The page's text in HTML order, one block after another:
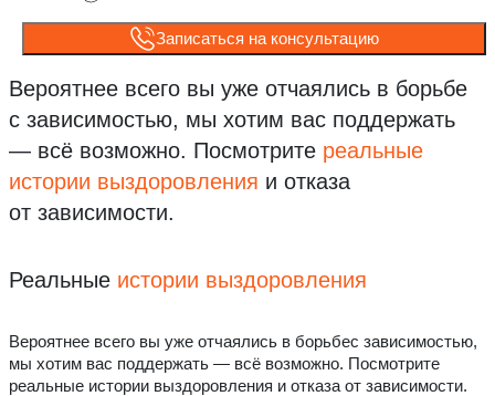
Записаться на консультацию
Вероятнее всего вы уже отчаялись в борьбе
с зависимостью, мы хотим вас поддержать
— всё возможно. Посмотрите реальные
истории выздоровления и отказа
от зависимости.
Реальные истории выздоровления
Вероятнее всего вы уже отчаялись в борьбес зависимостью,
мы хотим вас поддержать — всё возможно. Посмотрите
реальные истории выздоровления и отказа от зависимости.